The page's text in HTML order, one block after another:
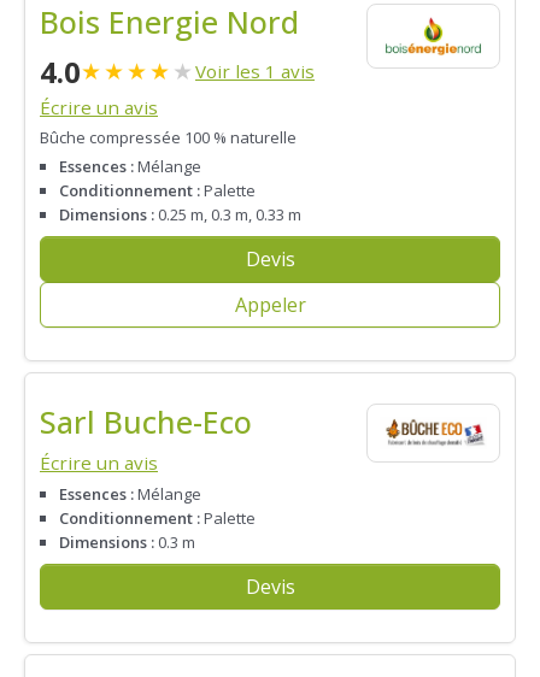
Bois Energie Nord
4.0★★★★★ Voir les 1 avis
Écrire un avis
Bûche compressée 100 % naturelle
Essences :Mélange
Conditionnement :Palette
Dimensions : 0.25 m, 0.3 m, 0.33 m
Devis
Appeler
Sarl Buche-Eco
Écrire un avis
Essences :Mélange
Conditionnement :Palette
Dimensions : 0.3 m
Devis